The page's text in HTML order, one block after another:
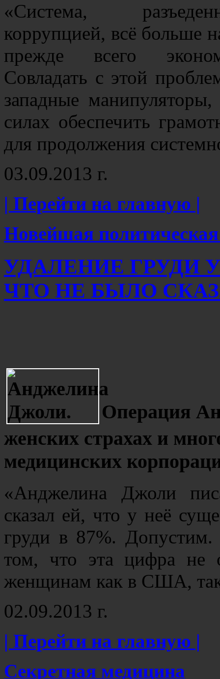
«Система,
коррупцией, всё больше
прежде всего
Совладать с этой
западные
силах обеспечить
для продолжения
03.09.2013 г.
| Перейти на главную |
Новейшая
УДАЛЕНИЕ
ЧТО НЕ БЫЛО
Операция
женских страхах и
медицинских
«Анджелина Джоли
сказал ей, что у неё
груди в 87%.
том, что эта цифра не
женщинам как в США,
02.09.2013 г.
| Перейти на главную |
Секретная медицина